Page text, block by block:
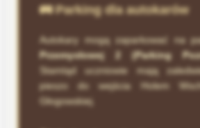
🚌 Parking dla autokarów
Autokary mogą zaparkować na
Przemysłowej 2 (Parking
Stamtąd uczniowie mają
pieszo do wejścia Holem
Głogowskiej.